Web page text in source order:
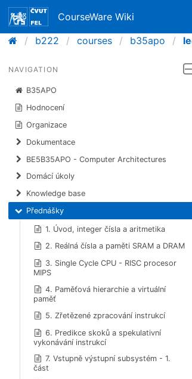
CourseWare Wiki
b222
courses b35apo
NAVIGATION
B35APO
Hodnocení
Organizace
Dokumentace
BE5B35APO - Computer Architectures
​Domácí úkoly
Knowledge base
Přednášky
1. Úvod, integer čísla a aritmetika
2. Reálná čísla a paměti SRAM a DRAM
3. Single Cycle CPU - RISC procesor
MIPS
4. Paměťová hierarchie a virtuální
paměť
5. Zřetězené zpracování instrukcí
6. Predikce skoků a spekulativní
vykonávání instrukcí
7. Vstupně výstupní subsystém - 1.
část